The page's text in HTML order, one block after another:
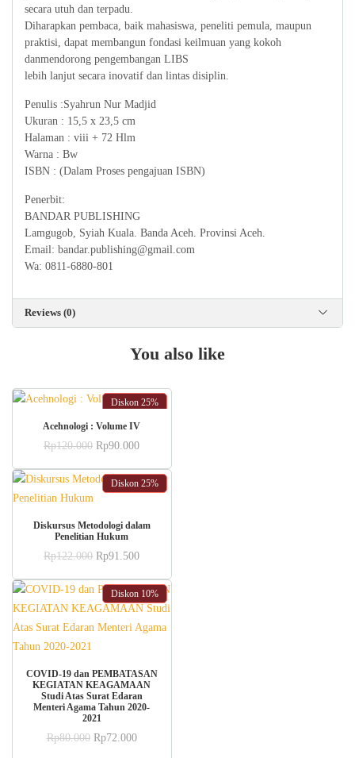
secara utuh dan terpadu.
Diharapkan pembaca, baik mahasiswa, peneliti pemula, maupun
praktisi, dapat membangun fondasi keilmuan yang kokoh
danmendorong pengembangan LIBS
lebih lanjut secara inovatif dan lintas disiplin.
Penulis :Syahrun Nur Madjid
Ukuran : 15,5 x 23,5 cm
Halaman : viii + 72 Hlm
Warna : Bw
ISBN : (Dalam Proses pengajuan ISBN)
Penerbit:
BANDAR PUBLISHING
Lamgugob, Syiah Kuala. Banda Aceh. Provinsi Aceh.
Email: bandar.publishing@gmail.com
Wa: 0811-6880-801
Reviews (0)
You also like
Diskon 25%
Acehnologi : Volume IV
Rp120.000 Original
was:
Rp120.000.
Rp90.000Current
is:
Rp90.000.
Diskon 25%
Diskursus Metodologi dalam
Penelitian Hukum
Rp122.000 Original
was:
Rp122.000.
Rp91.500Current
is:
Rp91.500.
Diskon 10%
COVID-19 dan PEMBATASAN
KEGIATAN KEAGAMAAN
Studi Atas Surat Edaran
Menteri Agama Tahun 2020-
2021
Rp80.000 Original
Rp72.000Current